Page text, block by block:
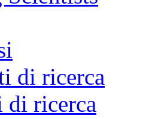
di ricerca
di ricerca